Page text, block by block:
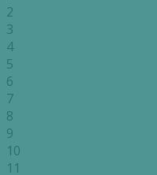
2
3
4
5
6
7
8
9
10
11